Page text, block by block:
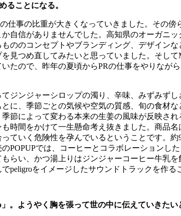
ることになる。
の仕事の比重が大きくなっていきました。その
自信がありませんでした。高知県のオーガニ
ののコンセプトやブランディング、デザイン
見つめ直してみたいと思っていました。そして
たので、昨年の夏頃からPRの仕事をやりなが
ジンジャーシロップの濁り、辛味、みずみず
に、季節ごとの気候や空気の質感、旬の食材
節によって変わる本来の生姜の風味が反映さ
時間をかけて一生懸命考え抜きました。商品
ていく危険性を孕んでいるということです。約
のPOPUPでは、コーヒーとコラボレーションし
らい、かつ湯上りはジンジャーコーヒー牛乳
でpeligroをイメージしたサウンドトラックを作る
」。ようやく胸を張って世の中に伝えていきた